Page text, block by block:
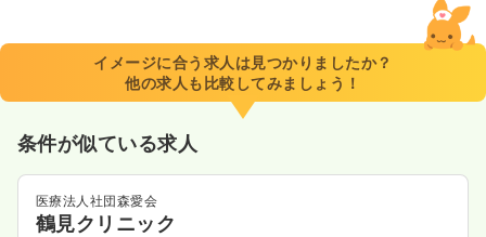
8:30～17:30（休憩60分）
日祝休み
年間休日122日 担当業務未経験可
ブランク可
イメージに合う求人は見つかりましたか？
他の求人も比較してみましょう！
条件が似ている求人
医療法人社団森愛会
鶴見クリニック